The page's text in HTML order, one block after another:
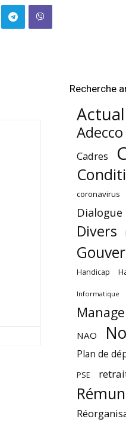
Recherche
Adecco
Cadres
coronavirus
Dialogue
Divers
Handicap
Informatique
NAO
Plan de
PSE